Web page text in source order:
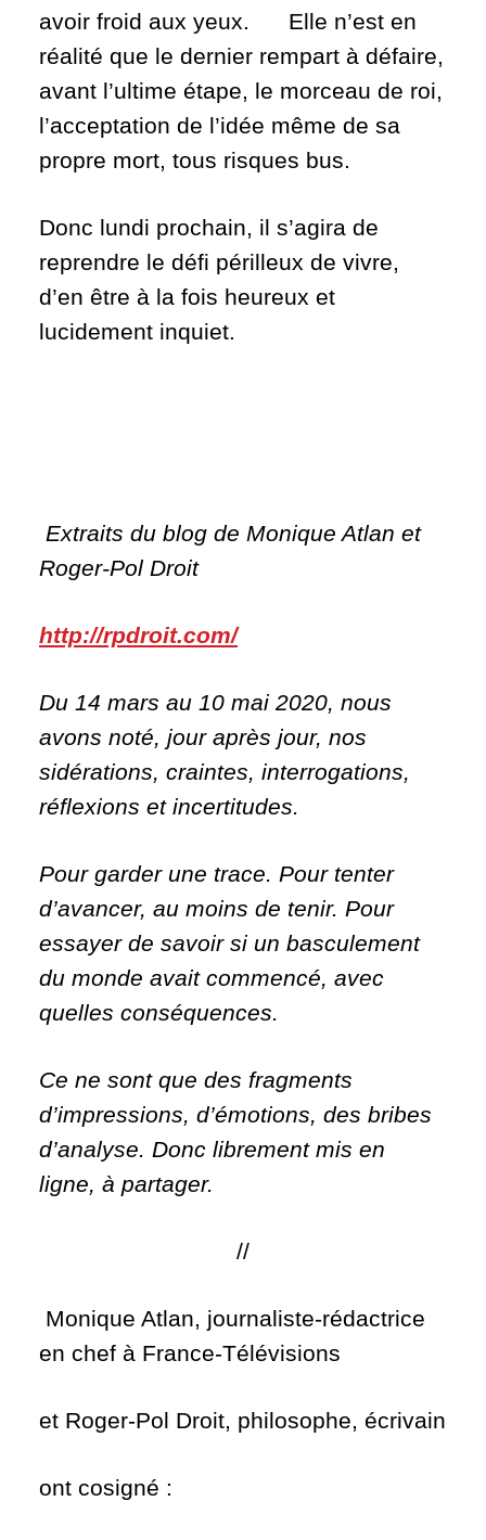
avoir froid aux yeux. Elle n’est en
réalité que le dernier rempart à défaire,
avant l’ultime étape, le morceau de roi,
l’acceptation de l’idée même de sa
propre mort, tous risques bus.
Donc lundi prochain, il s’agira de
reprendre le défi périlleux de vivre,
d’en être à la fois heureux et
lucidement inquiet.
Extraits du blog de Monique Atlan et
Roger-Pol Droit
http://rpdroit.com/
Du 14 mars au 10 mai 2020, nous
avons noté, jour après jour, nos
sidérations, craintes, interrogations,
réflexions et incertitudes.
Pour garder une trace. Pour tenter
d’avancer, au moins de tenir. Pour
essayer de savoir si un basculement
du monde avait commencé, avec
quelles conséquences.
Ce ne sont que des fragments
d’impressions, d’émotions, des bribes
d’analyse. Donc librement mis en
ligne, à partager.
//
Monique Atlan, journaliste-rédactrice
en chef à France-Télévisions
et Roger-Pol Droit, philosophe, écrivain
ont cosigné :